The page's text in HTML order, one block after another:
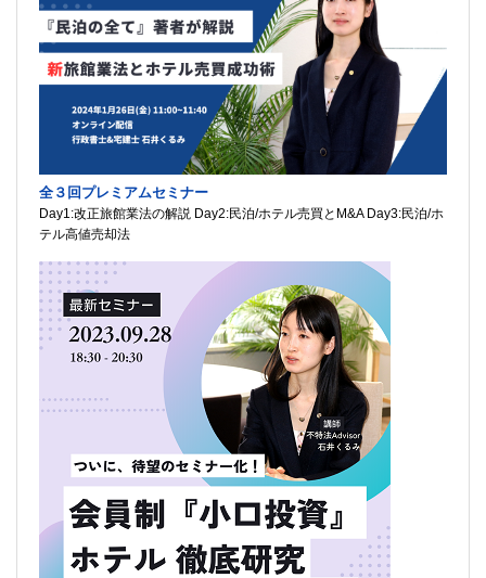
全３回プレミアムセミナー
Day1:改正旅館業法の解説 Day2:民泊/ホテル売買とM&A Day3:民泊/ホ
テル高値売却法